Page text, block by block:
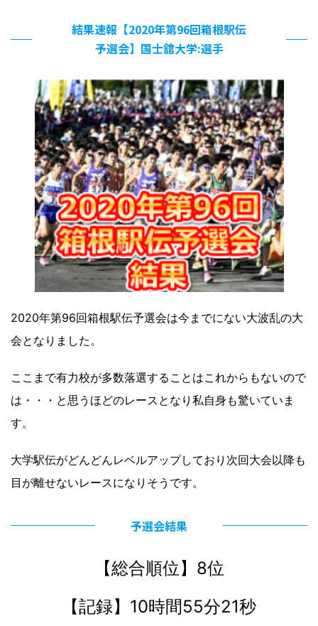
結果速報【2020年第96回箱根駅伝
予選会】国士舘大学:選手
2020年第96回箱根駅伝予選会は今までにない大波乱の大
会となりました。
ここまで有力校が多数落選することはこれからもないので
は・・・と思うほどのレースとなり私自身も驚いていま
す。
大学駅伝がどんどんレベルアップしており次回大会以降も
目が離せないレースになりそうです。
予選会結果
【総合順位】8位
【記録】10時間55分21秒